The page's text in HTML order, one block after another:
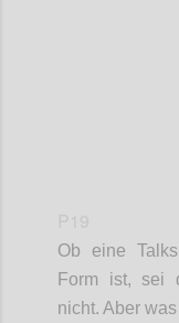
Ob eine
Form ist, sei
nicht. Aber